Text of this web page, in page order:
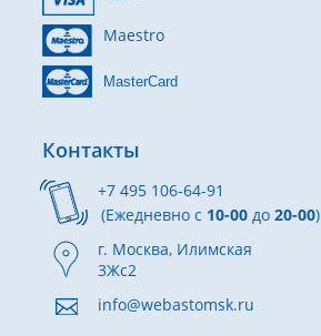
Maestro
MasterCard
Контакты
+7 495 106-64-91
(Ежедневно с 10-00 до 20-00)
г. Москва, Илимская
3Жс2
info@webastomsk.ru